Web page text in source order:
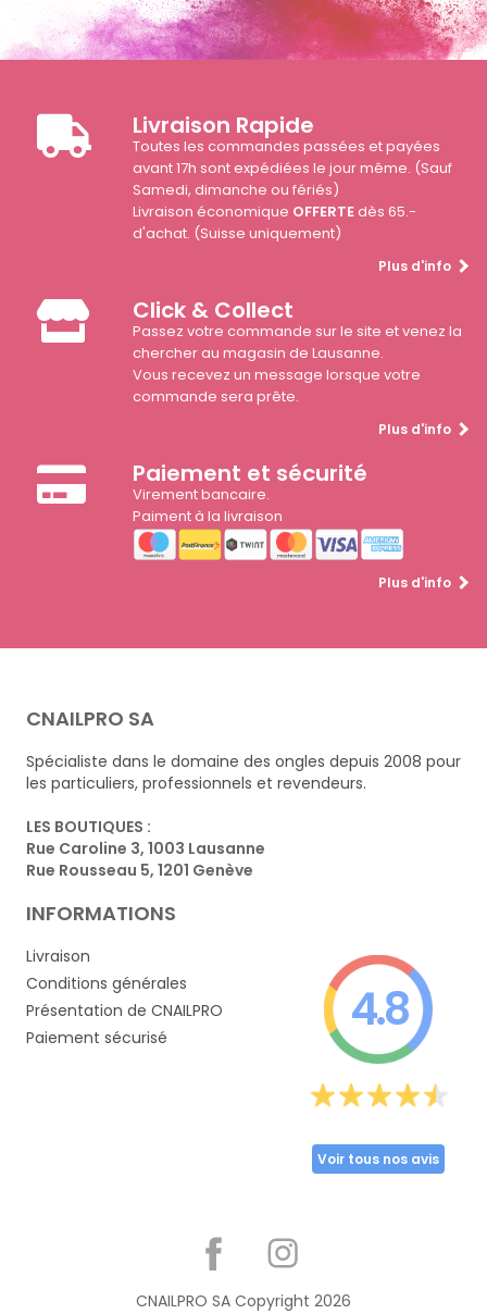
Livraison Rapide
Toutes les commandes passées et payées
avant 17h sont expédiées le jour même. (Sauf
Samedi, dimanche ou fériés)
Livraison économique OFFERTEdès 65.-
d'achat. (Suisse uniquement)
Plus d'info
Click & Collect
Passez votre commande sur le site et venez la
chercher au magasin de Lausanne.
Vous recevez un message lorsque votre
commande sera prête.
Plus d'info
Paiement et sécurité
Virement bancaire.
Paiment à la livraison
Plus d'info
CNAILPRO SA
Spécialiste dans le domaine des ongles depuis 2008 pour
les particuliers, professionnels et revendeurs.
LES BOUTIQUES :
Rue Caroline 3, 1003 Lausanne
Rue Rousseau 5, 1201 Genève
INFORMATIONS
Livraison
Conditions générales
Présentation de CNAILPRO
Paiement sécurisé
4.8
Voir tous nos avis
CNAILPRO SA Copyright 2026